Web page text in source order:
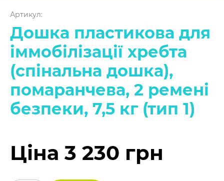
Артикул:
Дошка пластикова для
іммобілізації хребта
(спінальна дошка),
помаранчева, 2 ремені
безпеки, 7,5 кг (тип 1)
Ціна 3 230 грн